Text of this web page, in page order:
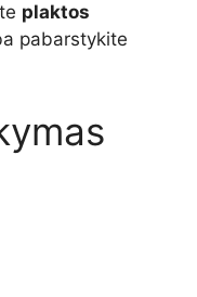
plaktos
pabarstykite